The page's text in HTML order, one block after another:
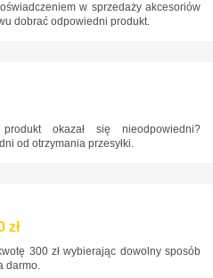
w sprzedaży akcesoriów
dobrać odpowiedni produkt.
okazał się nieodpowiedni?
od otrzymania przesyłki.
zł
300 zł wybierając dowolny sposób
darmo.